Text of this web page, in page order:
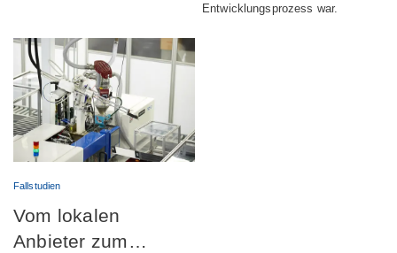
Entwicklungsprozess war.
Fallstudien
Vom lokalen
Anbieter zum